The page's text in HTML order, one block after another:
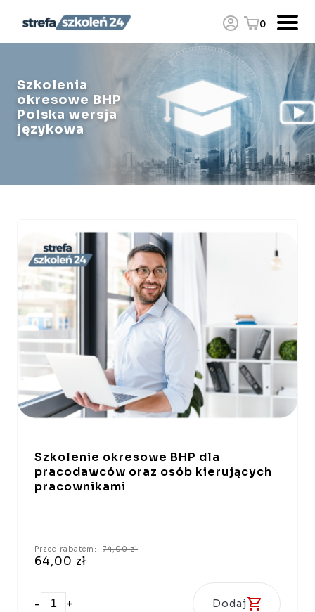
0
Szkolenia
okresowe BHP
Polska wersja
językowa
Szkolenie okresowe BHP dla
pracodawców oraz osób kierujących
pracownikami
Przed rabatem: 74,00 zł
64,00 zł
- + Dodaj